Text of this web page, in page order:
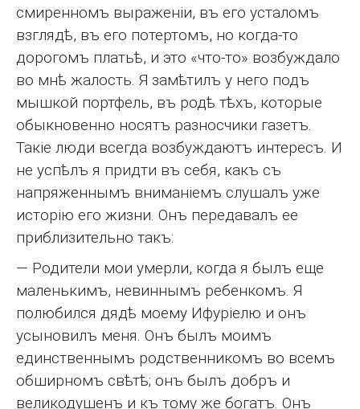
смиренномъ выраженіи, въ его усталомъ
взглядѣ, въ его потертомъ, но когда-то
дорогомъ платьѣ, и это «что-то» возбуждало
во мнѣ жалость. Я замѣтилъ у него подъ
мышкой портфель, въ родѣ тѣхъ, которые
обыкновенно носятъ разносчики газетъ.
Такіе люди всегда возбуждаютъ интересъ. И
не успѣлъ я придти въ себя, какъ съ
напряженнымъ вниманіемъ слушалъ уже
исторію его жизни. Онъ передавалъ ее
приблизительно такъ:
— Родители мои умерли, когда я былъ еще
маленькимъ, невиннымъ ребенкомъ. Я
полюбился дядѣ моему Ифуріелю и онъ
усыновилъ меня. Онъ былъ моимъ
единственнымъ родственникомъ во всемъ
обширномъ свѣтѣ; онъ былъ добръ и
великодушенъ и къ тому же богатъ. Онъ